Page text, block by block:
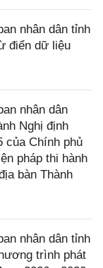
nhân dân tỉnh
điển dữ liệu
nhân dân
Nghị định
của Chính phủ
pháp thi hành
bàn Thành
nhân dân tỉnh
trình phát